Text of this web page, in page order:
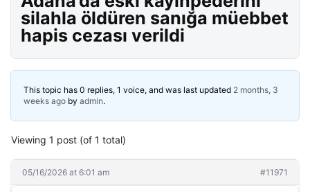
silahla öldüren sanığa müebbet
hapis cezası verildi
This topic has 0 replies, 1 voice, and was last updated 2 months, 3
weeks ago by admin.
Viewing 1 post (of 1 total)
05/16/2026 at 6:01 am #11971